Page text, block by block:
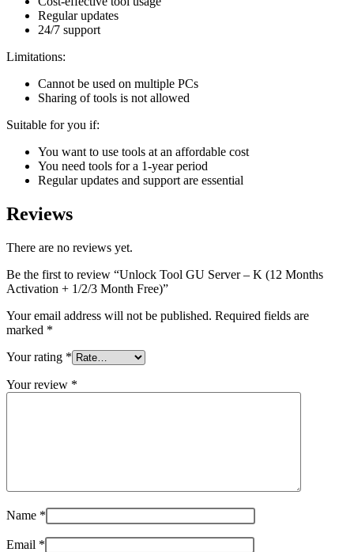
Regular updates
24/7 support
Limitations:
Cannot be used on multiple PCs
Sharing of tools is not allowed
Suitable for you if:
You want to use tools at an affordable cost
You need tools for a 1-year period
Regular updates and support are essential
Reviews
There are no reviews yet.
Be the first to review “Unlock Tool GU Server – K (12 Months
Activation + 1/2/3 Month Free)”
Your email address will not be published. Required fields are
marked *
Your rating *
Your review *
Name *
Email *